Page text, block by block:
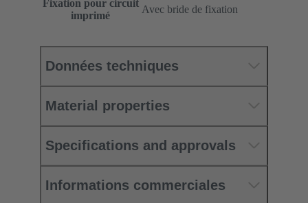
Fixation pour circuit
imprimé
Avec bride de fixation
Données techniques
Material properties
Specifications and approvals
Informations commerciales